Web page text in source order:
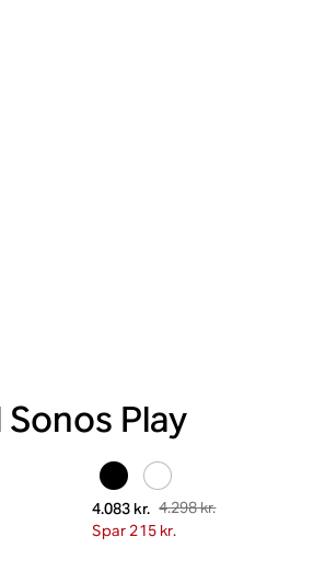
Play
4.083 kr. 4.298 kr.
Spar 215 kr.